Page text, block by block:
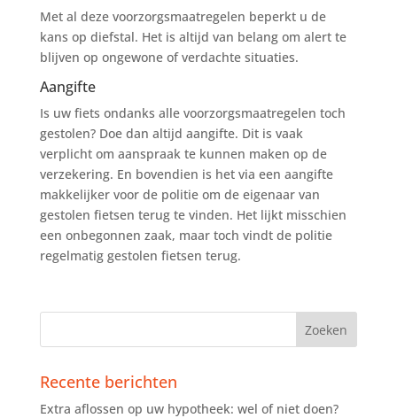
Met al deze voorzorgsmaatregelen beperkt u de
kans op diefstal. Het is altijd van belang om alert te
blijven op ongewone of verdachte situaties.
Aangifte
Is uw fiets ondanks alle voorzorgsmaatregelen toch
gestolen? Doe dan altijd aangifte. Dit is vaak
verplicht om aanspraak te kunnen maken op de
verzekering. En bovendien is het via een aangifte
makkelijker voor de politie om de eigenaar van
gestolen fietsen terug te vinden. Het lijkt misschien
een onbegonnen zaak, maar toch vindt de politie
regelmatig gestolen fietsen terug.
Recente berichten
Extra aflossen op uw hypotheek: wel of niet doen?